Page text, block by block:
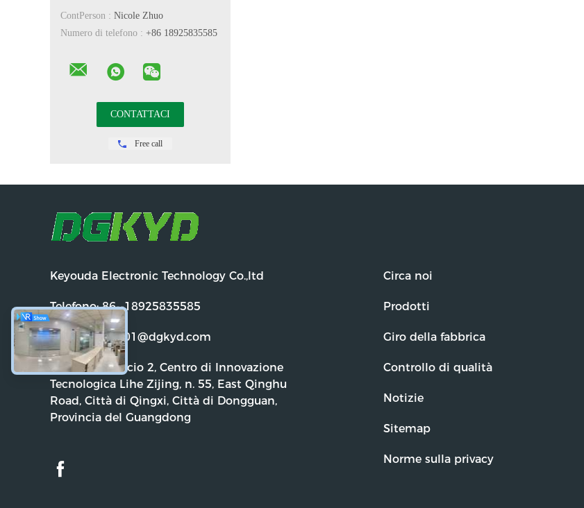
ContPerson : Nicole Zhuo
Numero di telefono : +86 18925835585
Free call
Keyouda Electronic Technology Co.,ltd
Telefono:86--18925835585
Email:dgkyd01@dgkyd.com
Indirizzo:
Edificio 2, Centro di Innovazione
Tecnologica Lihe Zijing, n. 55, East Qinghu
Road, Città di Qingxi, Città di Dongguan,
Provincia del Guangdong
Circa noi
Prodotti
Giro della fabbrica
Controllo di qualità
Notizie
Sitemap
Norme sulla privacy